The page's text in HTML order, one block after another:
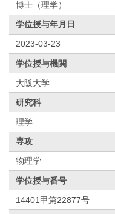
博士（理学）
学位授与年月日
2023-03-23
学位授与機関
大阪大学
研究科
理学
専攻
物理学
学位授与番号
14401甲第22877号